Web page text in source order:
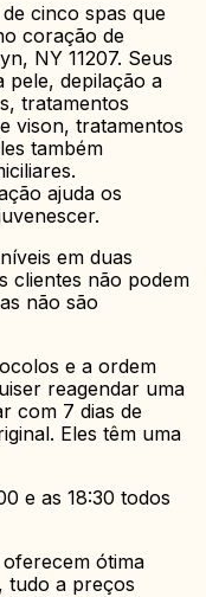
cinco spas que
coração de
NY 11207. Seus
pele, depilação a
tratamentos
vison, tratamentos
também
ajuda os
em duas
clientes não podem
não são
e a ordem
reagendar uma
com 7 dias de
Eles têm uma
e as 18:30 todos
ótima
tudo a preços